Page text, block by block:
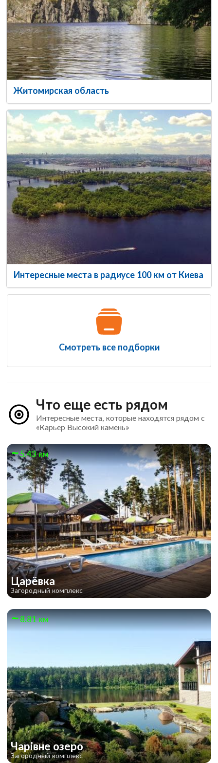
Житомирская область
Интересные места в радиусе 100 км от Киева
Смотреть все подборки
Что еще есть рядом
Интересные места, которые находятся рядом с
«Карьер Высокий камень»
5.43 км
Царёвка
Загородный комплекс
8.81 км
Чарівне озеро
Загородный комплекс